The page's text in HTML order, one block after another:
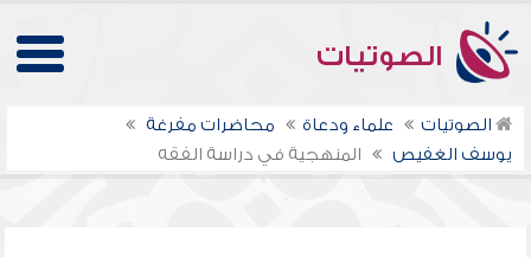
الصوتيات
الصوتيات علماء ودعاة
محاضرات مفرغة
يوسف الغفيص
المنهجية في دراسة الفقه